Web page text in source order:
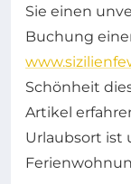
Sie einen
Buchung
Schönheit
Artikel
Urlaubsort ist